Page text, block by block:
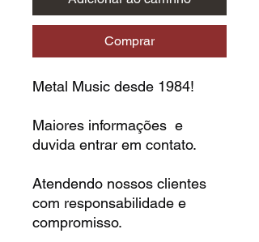
Comprar
Metal Music desde 1984!
Maiores informações e
duvida entrar em contato.
Atendendo nossos clientes
com responsabilidade e
compromisso.